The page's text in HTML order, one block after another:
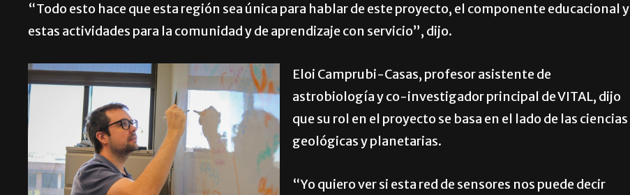
“Todo esto hace que esta región sea única para hablar de este proyecto, el componente educacional y
estas actividades para la comunidad y de aprendizaje con servicio”, dijo.
Eloi Camprubi-Casas, profesor asistente de
astrobiología y co-investigador principal de VITAL, dijo
que su rol en el proyecto se basa en el lado de las ciencias
geológicas y planetarias.
“Yo quiero ver si esta red de sensores nos puede decir